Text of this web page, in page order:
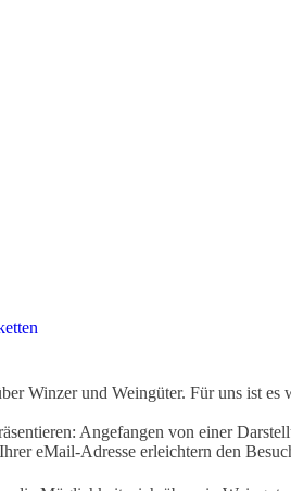
Winzer und Weingüter. Für uns ist
Angefangen von einer
eMail-Adresse erleichtern den